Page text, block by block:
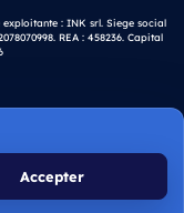
: INK srl. Siege social
REA : 458236. Capital
Accepter